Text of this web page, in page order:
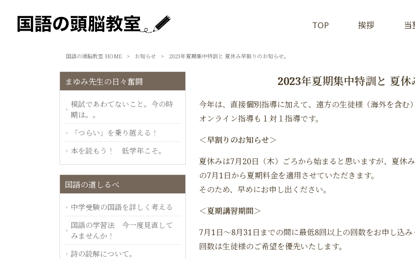
TOP 挨拶 当
国語の頭脳教室 HOME > お知らせ > 2023年夏期集中特訓と 夏休み早割りのお知らせ。
2023年夏期集中特訓と 夏休
今年は、直接個別指導に加えて、遠方の生徒様（海外を含む
オンライン指導も１対１指導です。
＜早割りのお知らせ＞
夏休みは7月20日（木）ごろから始まると思いますが、夏休
の7月1日から夏期料金を適用させていただきます。
そのため、早めにお申し出ください。
＜夏期講習期間＞
7月1日～8月31日までの間に最低8回以上の回数をお申し込み
回数は生徒様のご希望を優先いたします。
まゆみ先生の日々奮闘
模試であわてないこと。今の時
期は。。
「つらい」を乗り越える！
本を読もう！ 低学年こそ。
国語の道しるべ
中学受験の国語を詳しく考える
国語の学習法 今一度見直して
みませんか！
詩の読解について。